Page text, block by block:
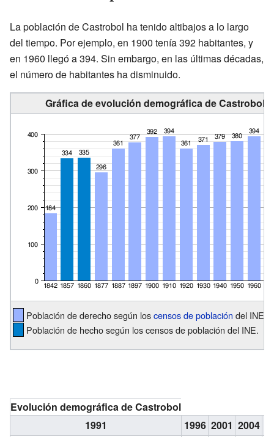
La población de Castrobol ha tenido altibajos a lo largo
del tiempo. Por ejemplo, en 1900 tenía 392 habitantes, y
en 1960 llegó a 394. Sin embargo, en las últimas décadas,
el número de habitantes ha disminuido.
Gráfica de evolución demográfica de Castrobol
Población de derecho según loscensos de población del INE.
Población de hecho según los censos de población del INE.
Evolución demográfica de Castrobol
1991
1996 2001 2004